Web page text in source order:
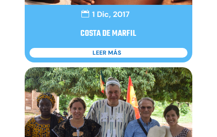
1 Dic, 2017
COSTA DE MARFIL
LEER MÁS